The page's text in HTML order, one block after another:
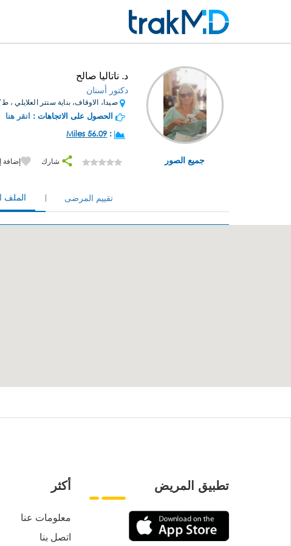
جميع الصور
د. ناتاليا صالح
دكتور أسنان
صيدا، الاوقاف، بناية سنتر العلايلي ، ط7
الحصول على الاتجاهات : انقر هنا
:
56.09 Miles
شارك إضافة
تقييم المرضى
أكثر
معلومات عنا
اتصل بنا
تطبيق المريض